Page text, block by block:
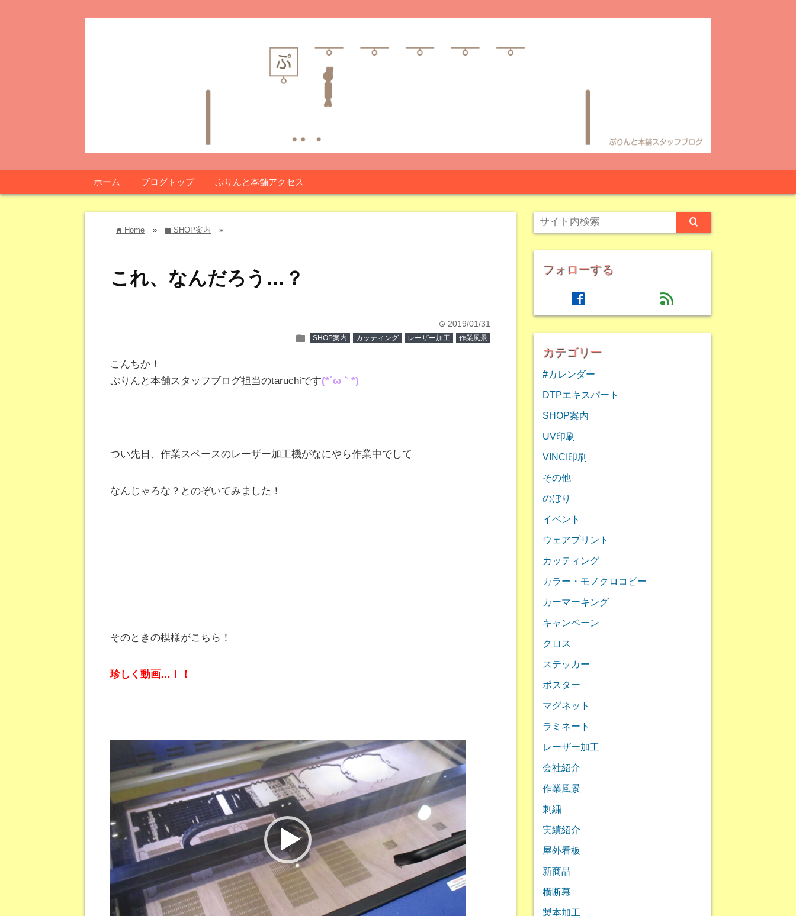
ホーム ブログトップ ぷりんと本舗アクセス
home Home » folder SHOP案内 »
これ、なんだろう…？
time 2019/01/31
folder SHOP案内 カッティング レーザー加工 作業風景
こんちか！
ぷりんと本舗スタッフブログ担当のtaruchiです(*´ω｀*)
つい先日、作業スペースのレーザー加工機がなにやら作業中でして
なんじゃろな？とのぞいてみました！
そのときの模様がこちら！
珍しく動画…！！
プ
レ
ヤ
ー
フォローする
facebook feed
カテゴリー
#カレンダー
DTPエキスパート
SHOP案内
UV印刷
VINCI印刷
その他
のぼり
イベント
ウェアプリント
カッティング
カラー・モノクロコピー
カーマーキング
キャンペーン
クロス
ステッカー
ポスター
マグネット
ラミネート
レーザー加工
会社紹介
作業風景
刺繍
実績紹介
屋外看板
新商品
横断幕
製本加工